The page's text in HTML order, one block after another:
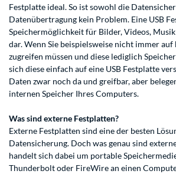
Festplatte ideal. So ist sowohl die
Datenübertragung kein Problem. Eine USB
Speichermöglichkeit für Bilder, Videos,
dar. Wenn Sie beispielsweise nicht immer
zugreifen müssen und diese lediglich
sich diese einfach auf eine USB Festplatte
Daten zwar noch da und greifbar, aber
internen Speicher Ihres Computers.
Was sind externe Festplatten?
Externe Festplatten sind eine der besten
Datensicherung. Doch was genau sind
handelt sich dabei um portable
Thunderbolt oder FireWire an einen